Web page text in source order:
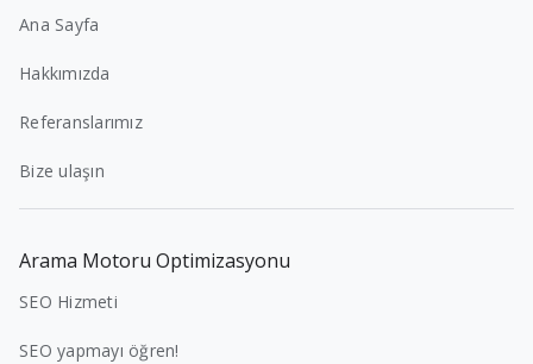
Ana Sayfa
Hakkımızda
Referanslarımız
Bize ulaşın
Arama Motoru Optimizasyonu
SEO Hizmeti
SEO yapmayı öğren!